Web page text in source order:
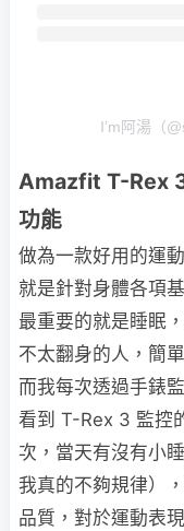
I’m阿湯（
Amazfit T-Rex
功能
做為一款好用的運
就是針對身體各項
最重要的就是睡眠
不太翻身的人，簡
而我每次透過手錶
看到 T-Rex 3 監控
次，當天有沒有小
我真的不夠規律）
品質，對於運動表